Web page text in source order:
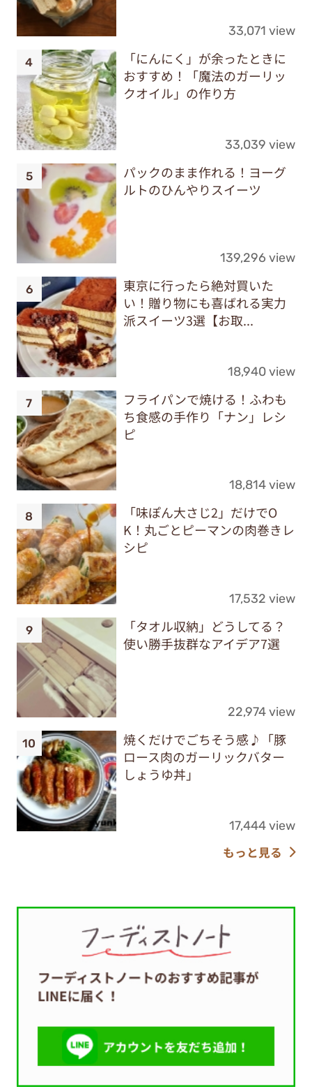
33,071 view
「にんにく」が余ったときに
おすすめ！「魔法のガーリッ
クオイル」の作り方
33,039 view
パックのまま作れる！ヨーグ
ルトのひんやりスイーツ
139,296 view
東京に行ったら絶対買いた
い！贈り物にも喜ばれる実力
派スイーツ3選【お取...
18,940 view
フライパンで焼ける！ふわも
ち食感の手作り「ナン」レシ
ピ
18,814 view
「味ぽん大さじ2」だけでO
K！丸ごとピーマンの肉巻きレ
シピ
17,532 view
「タオル収納」どうしてる？
使い勝手抜群なアイデア7選
22,974 view
焼くだけでごちそう感♪「豚
ロース肉のガーリックバター
しょうゆ丼」
17,444 view
もっと見る